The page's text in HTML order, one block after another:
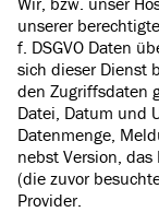
unserer
f. DSGVO Daten
sich dieser Dienst
den Zugriffsdaten
Datei, Datum und
Datenmenge,
nebst Version, das
(die zuvor
Provider.